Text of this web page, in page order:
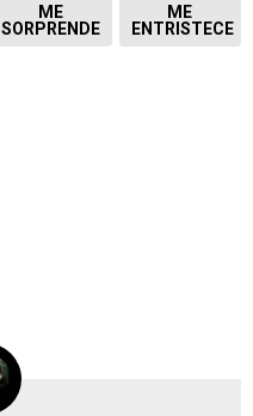
ME
SORPRENDE
ME
ENTRISTECE